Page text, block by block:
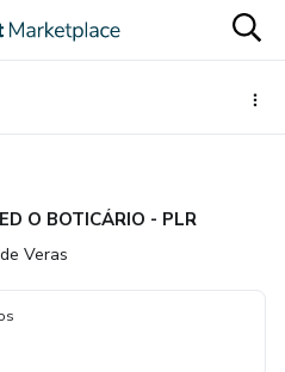
O BOTICÁRIO - PLR
Veras